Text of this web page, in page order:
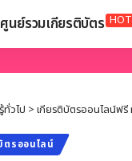
ศูนย์รวมเกียรติบัตร HOT
ทั่วไป > เกียรติบัตรออนไลน์ฟรี
ตรออนไลน์